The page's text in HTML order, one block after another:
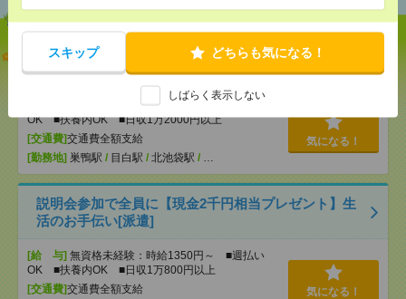
スキップ どちらも気になる！
しばらく表示しない
【オープニング募集】おばあちゃんのお散歩付き添
いも仕事の1つ[派遣]
無資格未経験：時給1500円～ ■週払い
OK ■扶養内OK ■日収1万2000円以上
[交通費]交通費全額支給
[勤務地] 巣鴨駅 / 目白駅 / 北池袋駅 / …
気になる！
説明会参加で全員に【現金2千円相当プレゼント】生
活のお手伝い[派遣]
[給 与] 無資格未経験：時給1350円～ ■週払い
OK ■扶養内OK ■日収1万800円以上
[交通費]交通費全額支給
気になる！